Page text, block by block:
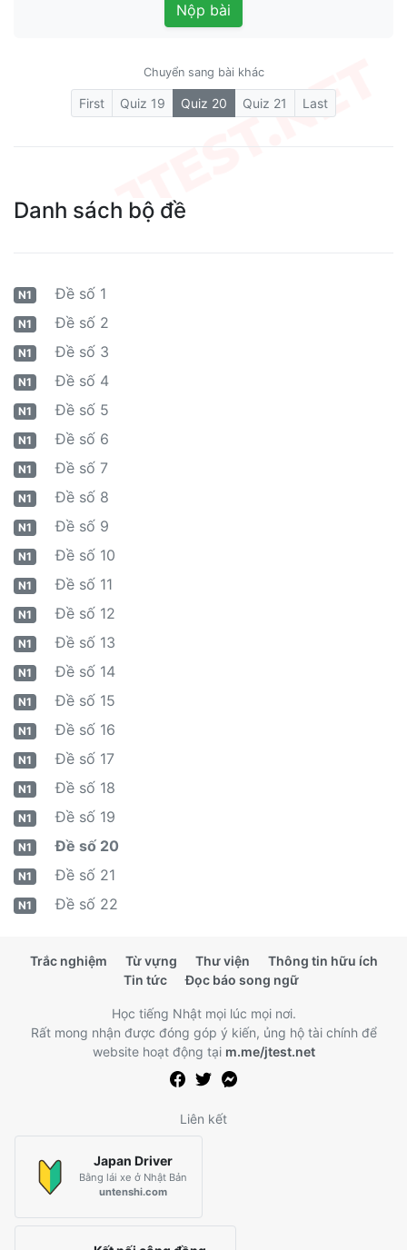
Nộp bài
Chuyển sang bài khác
First Quiz 19 Quiz 20 (current)
Quiz 21 Last
Danh sách bộ đề
N1 Đề số 1
N1 Đề số 2
N1 Đề số 3
N1 Đề số 4
N1 Đề số 5
N1 Đề số 6
N1 Đề số 7
N1 Đề số 8
N1 Đề số 9
N1 Đề số 10
N1 Đề số 11
N1 Đề số 12
N1 Đề số 13
N1 Đề số 14
N1 Đề số 15
N1 Đề số 16
N1 Đề số 17
N1 Đề số 18
N1 Đề số 19
N1 Đề số 20
N1 Đề số 21
N1 Đề số 22
Trắc nghiệm Từ vựng Thư viện
Thông tin hữu ích
Tin tức
Đọc báo song ngữ
Học tiếng Nhật mọi lúc mọi nơi.
Rất mong nhận được đóng góp ý kiến, ủng hộ tài chính để
website hoạt động tại m.me/jtest.net
Liên kết
Japan Driver
Bằng lái xe ở Nhật Bản
untenshi.com